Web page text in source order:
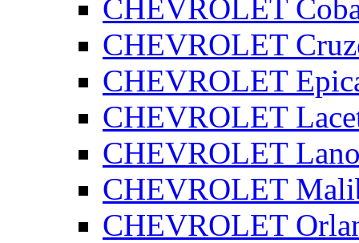
CHEVROLET
CHEVROLET
CHEVROLET
CHEVROLET
CHEVROLET
CHEVROLET
CHEVROLET